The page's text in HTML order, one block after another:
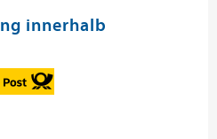
innerhalb